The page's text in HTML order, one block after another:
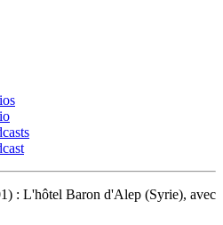
: L'hôtel Baron d'Alep (Syrie), avec